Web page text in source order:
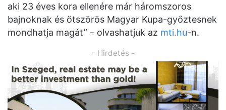
aki 23 éves kora ellenére már háromszoros
bajnoknak és ötszörös Magyar Kupa-győztesnek
mondhatja magát” – olvashatjuk az mti.hu-n.
- Hirdetés -